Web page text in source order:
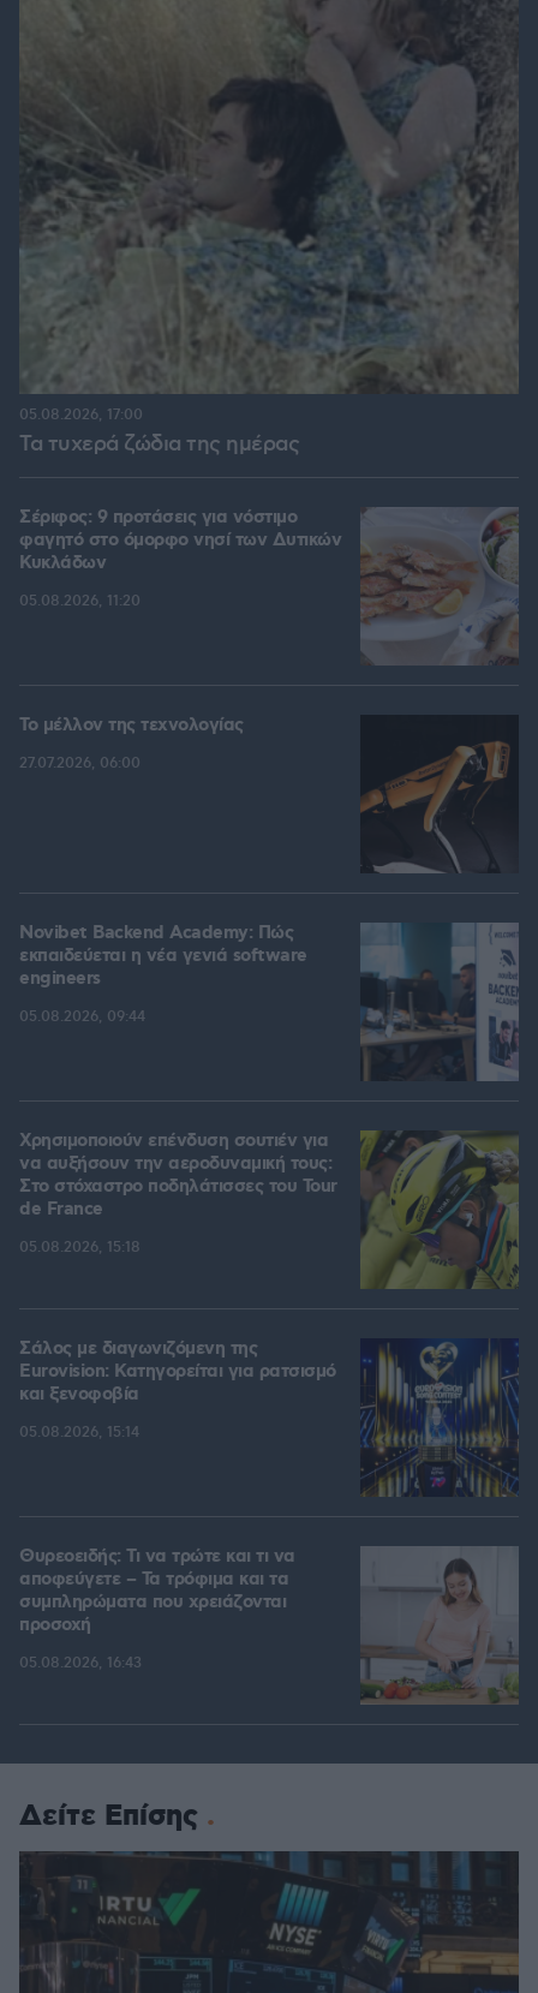
Τα τυχερά ζώδια της ημέρας
05.08.2026, 17:00
Σέριφος: 9 προτάσεις για νόστιμο
φαγητό στο όμορφο νησί των Δυτικών
Κυκλάδων
05.08.2026, 11:20
Το μέλλον της τεχνολογίας
27.07.2026, 06:00
Novibet Backend Academy: Πώς
εκπαιδεύεται η νέα γενιά software
engineers
05.08.2026, 09:44
Χρησιμοποιούν επένδυση σουτιέν για
να αυξήσουν την αεροδυναμική τους:
Στο στόχαστρο ποδηλάτισσες του Tour
de France
05.08.2026, 15:18
Σάλος με διαγωνιζόμενη της
Eurovision: Κατηγορείται για ρατσισμό
και ξενοφοβία
05.08.2026, 15:14
Θυρεοειδής: Τι να τρώτε και τι να
αποφεύγετε – Τα τρόφιμα και τα
συμπληρώματα που χρειάζονται
προσοχή
05.08.2026, 16:43
Δείτε Επίσης